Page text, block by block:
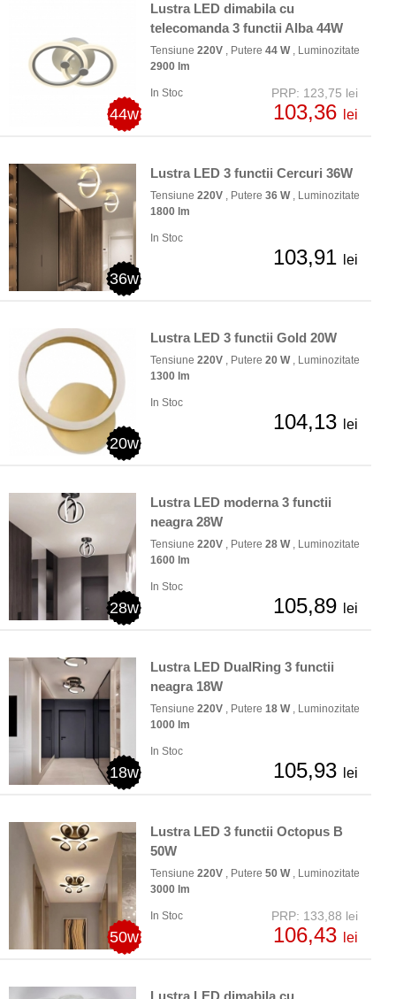
44w
Lustra LED dimabila cu
telecomanda 3 functii Alba 44W
Tensiune 220V , Putere 44 W, Luminozitate
2900 lm
In Stoc PRP: 123,75 lei
103,36 lei
36w
Lustra LED 3 functii Cercuri 36W
Tensiune 220V , Putere 36 W, Luminozitate
1800 lm
In Stoc
103,91 lei
20w
Lustra LED 3 functii Gold 20W
Tensiune 220V , Putere 20 W, Luminozitate
1300 lm
In Stoc
104,13 lei
28w
Lustra LED moderna 3 functii
neagra 28W
Tensiune 220V , Putere 28 W, Luminozitate
1600 lm
In Stoc
105,89 lei
18w
Lustra LED DualRing 3 functii
neagra 18W
Tensiune 220V , Putere 18 W, Luminozitate
1000 lm
In Stoc
105,93 lei
50w
Lustra LED 3 functii Octopus B
50W
Tensiune 220V , Putere 50 W, Luminozitate
3000 lm
In Stoc PRP: 133,88 lei
106,43 lei